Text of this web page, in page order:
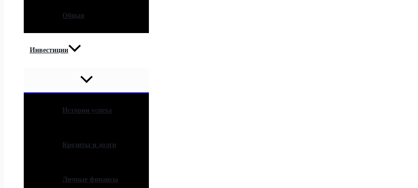
Общая
Инвестиции
Истории успеха
Кредиты и долги
Личные финансы